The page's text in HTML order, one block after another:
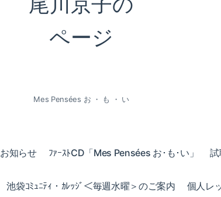
ページ
Mes Pensées お ・ も ・ い
お知らせ ﾌｧｰｽﾄCD「Mes Pensées お･も･い」
池袋ｺﾐｭﾆﾃｨ・ｶﾚｯｼﾞ＜毎週水曜＞のご案内 個人レ